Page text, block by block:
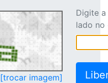
[trocar imagem]
Digite
lado no